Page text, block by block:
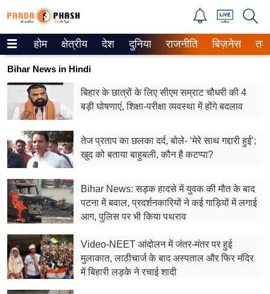
Trending on Google News
ePaper
वेब स्टोरीज
उत्तर प्रदेश
गैलरी
वीडियो
रिलेशनशिप
जीवन मंत्रा
फूड
होम क्षेत्रीय देश दुनिया राजनीति बिज़नेस
Bihar News in Hindi
बिहार के छात्रों के लिए सीएम सम्राट चौधरी की 4
बड़ी घोषणाएं, शिक्षा-परीक्षा व्यवस्था में होंगे बदलाव
तेज प्रताप का छलका दर्द, बोले- ‘मेरे साथ गद्दारी हुई’;
खुद को बताया बाहुबली, कौन है कटप्पा?
Bihar News: सड़क हादसे में युवक की मौत के बाद
पटना में बवाल, प्रदर्शनकारियों ने कई गाड़ियों में लगाई
आग, पुलिस पर भी किया पथराव
Video-NEET आंदोलन में जंतर-मंतर पर हुई
मुलाकात, लाठीचार्ज के बाद अस्पताल और फिर मंदिर
में बिहारी लड़के ने रचाई शादी